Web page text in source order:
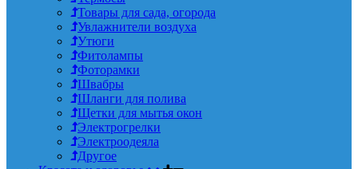
Товары для сада, огорода
Увлажнители воздуха
Утюги
Фитолампы
Фоторамки
Швабры
Шланги для полива
Щетки для мытья окон
Электрогрелки
Электроодеяла
Другое